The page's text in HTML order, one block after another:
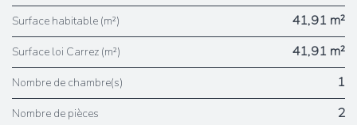
Surface habitable (m²) 41,91 m²
Surface loi Carrez (m²) 41,91 m²
Nombre de chambre(s) 1
Nombre de pièces 2